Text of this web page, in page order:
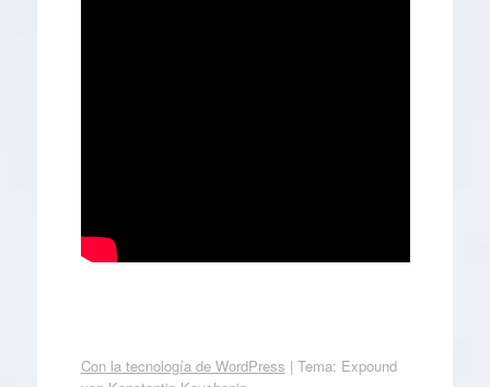
Con la tecnología de WordPress | Tema: Expound